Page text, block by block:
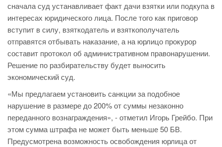
сначала суд устанавливает факт дачи взятки или подкупа в
интересах юридического лица. После того как приговор
вступит в силу, взяткодатель и взяткополучатель
отправятся отбывать наказание, а на юрлицо прокурор
составит протокол об административном правонарушении.
Решение по разбирательству будет выносить
экономический суд.
«Мы предлагаем установить санкции за подобное
нарушение в размере до 200% от суммы незаконно
переданного вознаграждения», - отметил Игорь Грейбо. При
этом сумма штрафа не может быть меньше 50 БВ.
Предусмотрена возможность освобождения юрлица от